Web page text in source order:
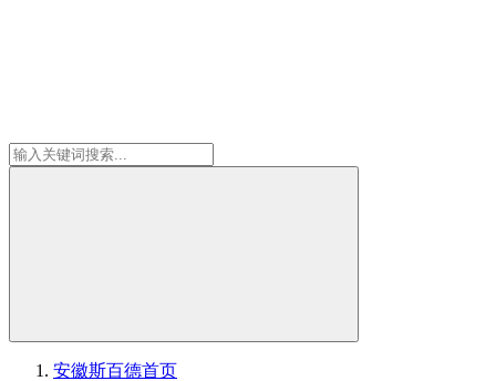
安徽斯百德首页